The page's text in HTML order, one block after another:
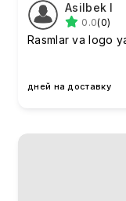
Asilbek I
0.0(0)
Rasmlar va logo
дней на доставку